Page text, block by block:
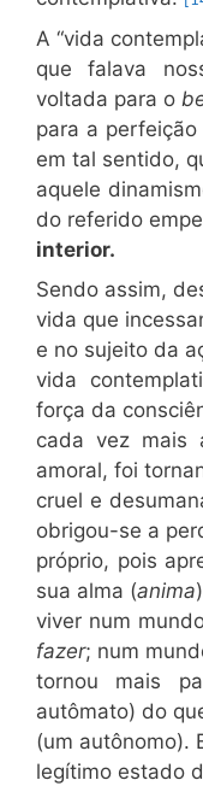
A “vida
que falava
voltada para o
para a
em tal sentido,
aquele
do referido
interior.
Sendo assim,
vida que
e no sujeito da
vida
força da
cada vez mais
amoral, foi
cruel e
obrigou-se a
próprio, pois
sua alma (anima
viver num
fazer; num
tornou mais
autômato) do
(um autônomo).
legítimo estado